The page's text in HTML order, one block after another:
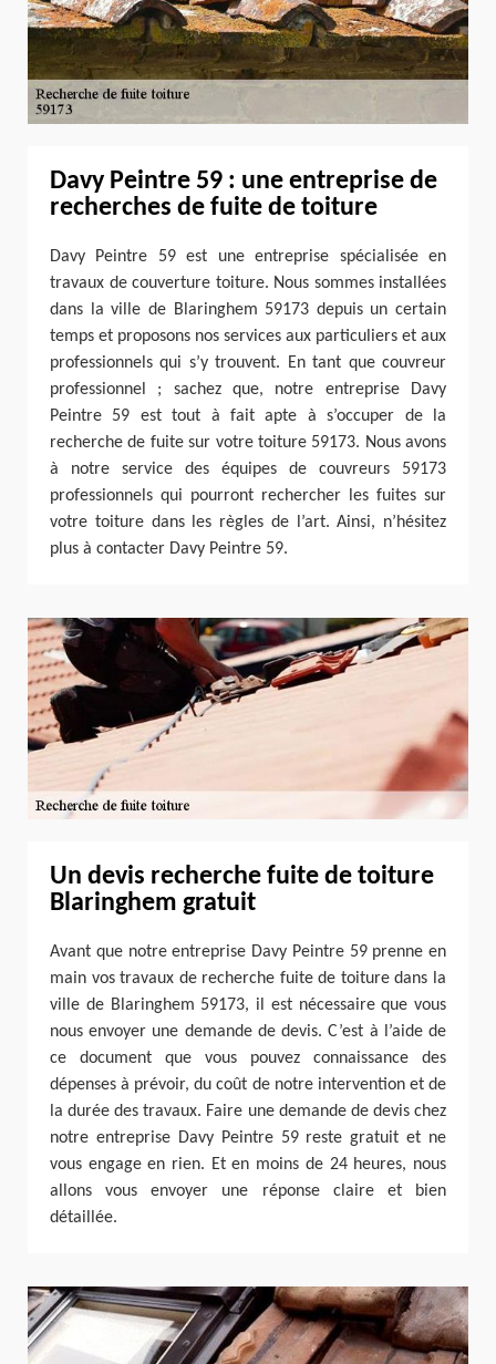
Davy Peintre 59 : une entreprise de
recherches de fuite de toiture
Davy Peintre 59 est une entreprise spécialisée en
travaux de couverture toiture. Nous sommes installées
dans la ville de Blaringhem 59173 depuis un certain
temps et proposons nos services aux particuliers et aux
professionnels qui s’y trouvent. En tant que couvreur
professionnel ; sachez que, notre entreprise Davy
Peintre 59 est tout à fait apte à s’occuper de la
recherche de fuite sur votre toiture 59173. Nous avons
à notre service des équipes de couvreurs 59173
professionnels qui pourront rechercher les fuites sur
votre toiture dans les règles de l’art. Ainsi, n’hésitez
plus à contacter Davy Peintre 59.
Un devis recherche fuite de toiture
Blaringhem gratuit
Avant que notre entreprise Davy Peintre 59 prenne en
main vos travaux de recherche fuite de toiture dans la
ville de Blaringhem 59173, il est nécessaire que vous
nous envoyer une demande de devis. C’est à l’aide de
ce document que vous pouvez connaissance des
dépenses à prévoir, du coût de notre intervention et de
la durée des travaux. Faire une demande de devis chez
notre entreprise Davy Peintre 59 reste gratuit et ne
vous engage en rien. Et en moins de 24 heures, nous
allons vous envoyer une réponse claire et bien
détaillée.